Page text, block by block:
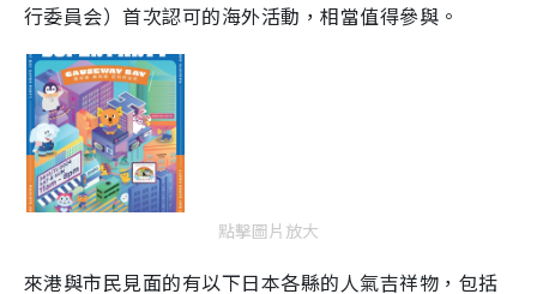
行委員会）首次認可的海外活動，相當值得參與。
點擊圖片放大
來港與市民見面的有以下日本各縣的人氣吉祥物，包括